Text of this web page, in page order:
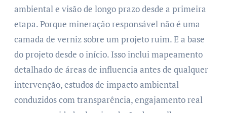
ambiental e visão de longo prazo desde a primeira
etapa. Porque mineração responsável não é uma
camada de verniz sobre um projeto ruim. E a base
do projeto desde o início. Isso inclui mapeamento
detalhado de áreas de influencia antes de qualquer
intervenção, estudos de impacto ambiental
conduzidos com transparência, engajamento real